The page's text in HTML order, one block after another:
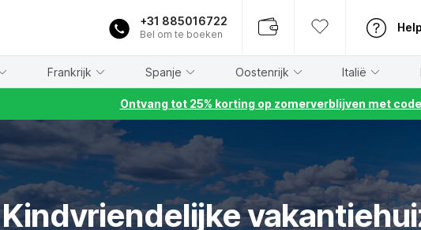
+31 885016722
Bel om te boeken
Help
Frankrijk Spanje Oostenrijk Italië
Ontvang tot 25% korting op zomerverblijven met code
Kindvriendelijke